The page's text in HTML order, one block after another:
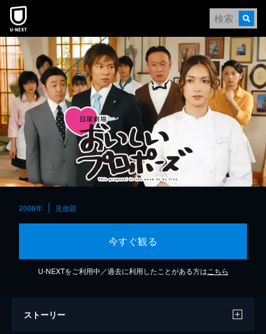
本文へスキップ
2006年 見放題
今すぐ観る
U-NEXTをご利用中／過去に利用したことがある方は こちら
ストーリー